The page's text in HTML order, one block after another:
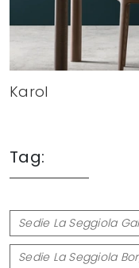
Karol
Tag:
Sedie La Seggiola
Sedie La Seggiola